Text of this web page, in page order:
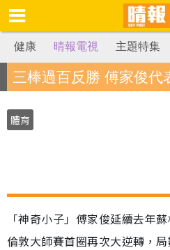
健康 晴報電視 主題特集
三棒過百反勝 傅家俊代
體育
「神奇小子」傅家俊延續去年
倫敦大師賽首圈再次大逆轉，